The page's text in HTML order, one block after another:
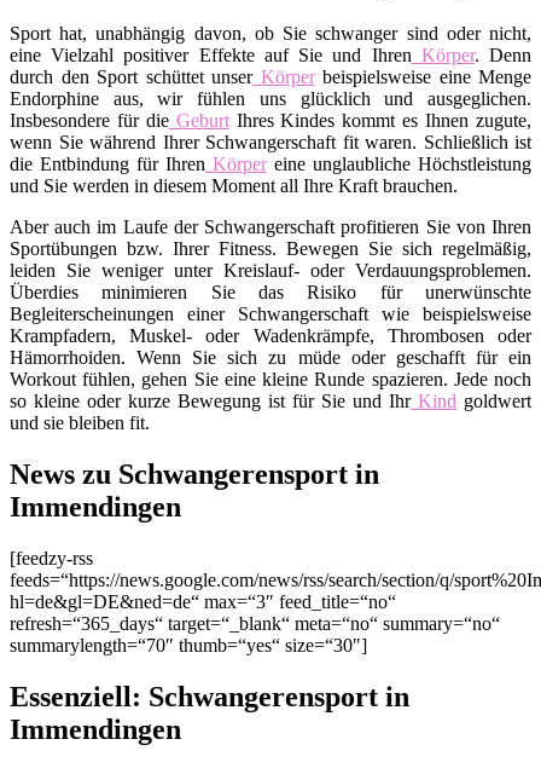
Sport hat, unabhängig davon, ob Sie schwanger sind oder nicht,
eine Vielzahl positiver Effekte auf Sie und Ihren Körper. Denn
durch den Sport schüttet unserKörperbeispielsweise eine Menge
Endorphine aus, wir fühlen uns glücklich und ausgeglichen.
Insbesondere für dieGeburtIhres Kindes kommt es Ihnen zugute,
wenn Sie während Ihrer Schwangerschaft fit waren. Schließlich ist
die Entbindung für Ihren Körpereine unglaubliche Höchstleistung
und Sie werden in diesem Moment all Ihre Kraft brauchen.
Aber auch im Laufe der Schwangerschaft profitieren Sie von Ihren
Sportübungen bzw. Ihrer Fitness. Bewegen Sie sich regelmäßig,
leiden Sie weniger unter Kreislauf- oder Verdauungsproblemen.
Überdies minimieren Sie das Risiko für unerwünschte
Begleiterscheinungen einer Schwangerschaft wie beispielsweise
Krampfadern, Muskel- oder Wadenkrämpfe, Thrombosen oder
Hämorrhoiden. Wenn Sie sich zu müde oder geschafft für ein
Workout fühlen, gehen Sie eine kleine Runde spazieren. Jede noch
so kleine oder kurze Bewegung ist für Sie und IhrKind goldwert
und sie bleiben fit.
News zu Schwangerensport in
Immendingen
[feedzy-rss
feeds=“https://news.google.com/news/rss/search/section/q/
hl=de&gl=DE&ned=de“ max=“3″ feed_title=“no“
refresh=“365_days“ target=“_blank“ meta=“no“ summary=“no“
summarylength=“70″ thumb=“yes“ size=“30″]
Essenziell: Schwangerensport in
Immendingen